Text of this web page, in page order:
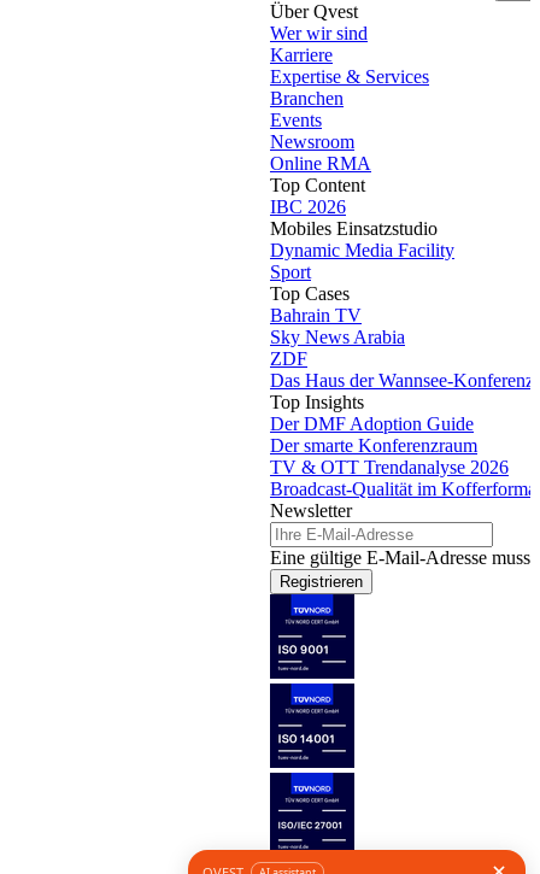
Über Qvest
Wer wir sind
Karriere
Expertise & Services
Branchen
Events
Newsroom
Online RMA
Top Content
IBC 2026
Mobiles Einsatzstudio
Dynamic Media Facility
Sport
Top Cases
Bahrain TV
Sky News Arabia
ZDF
Das Haus der Wannsee-Konferenz
Top Insights
Der DMF Adoption Guide
Der smarte Konferenzraum
TV & OTT Trendanalyse 2026
Broadcast-Qualität im Kofferformat
Newsletter
Eine gültige E-Mail-Adresse muss
Registrieren